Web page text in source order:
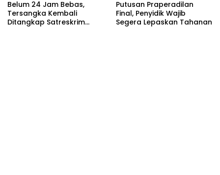
Belum 24 Jam Bebas,
Tersangka Kembali
Ditangkap Satreskrim
Putusan Praperadilan
Final, Penyidik Wajib
Segera Lepaskan Tahanan